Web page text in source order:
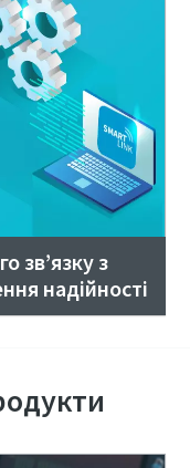
зв’язку з
надійності